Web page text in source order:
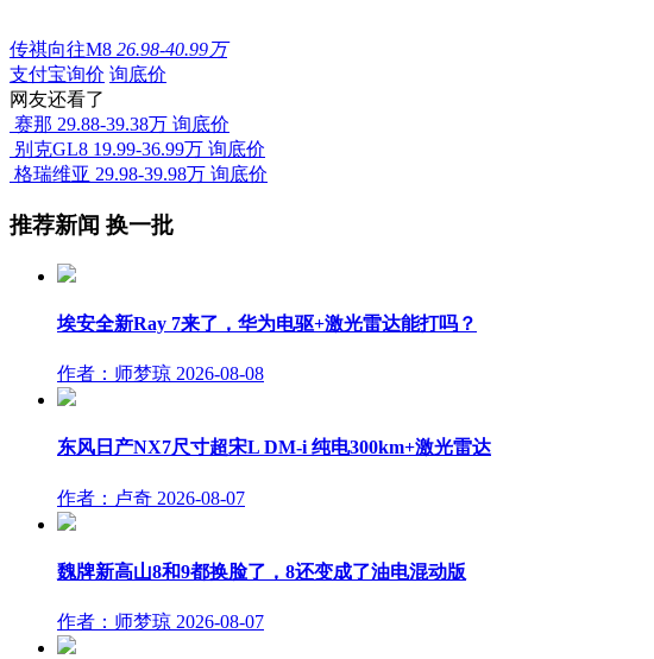
传祺向往M8 26.98-40.99万
支付宝询价 询底价
网友还看了
赛那 29.88-39.38万 询底价
别克GL8 19.99-36.99万 询底价
格瑞维亚 29.98-39.98万 询底价
推荐新闻 换一批
埃安全新Ray 7来了，华为电驱+激光雷达能打吗？
作者：师梦琼 2026-08-08
东风日产NX7尺寸超宋L DM-i 纯电300km+激光雷达
作者：卢奇 2026-08-07
魏牌新高山8和9都换脸了，8还变成了油电混动版
作者：师梦琼 2026-08-07